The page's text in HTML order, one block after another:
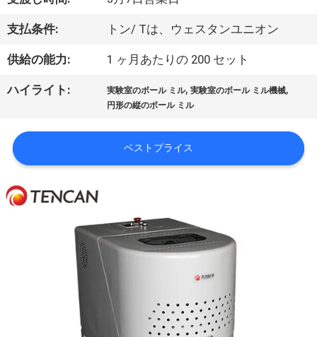
い
て
工
旅
行
支払条件: トン/ Tは、ウェスタンユニオン
供給の能力: 1 ヶ月あたりの 200 セット
ハイライト: 実験室のボール ミル,実験室のボール ミル機械,
円形の縦のボール ミル
ベストプライス